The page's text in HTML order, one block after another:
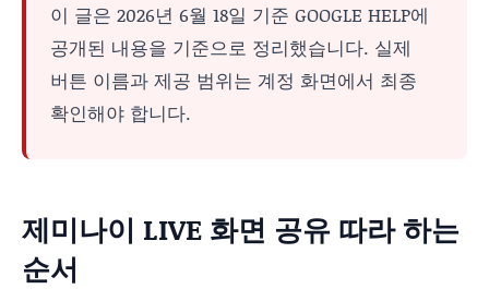
이 글은 2026년 6월 18일 기준 GOOGLE HELP에
공개된 내용을 기준으로 정리했습니다. 실제
버튼 이름과 제공 범위는 계정 화면에서 최종
확인해야 합니다.
제미나이 LIVE 화면 공유 따라 하는
순서